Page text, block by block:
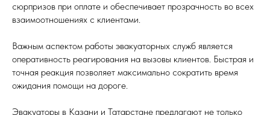
сюрпризов при оплате и обеспечивает прозрачность во всех
взаимоотношениях с клиентами.
Важным аспектом работы эвакуаторных служб является
оперативность реагирования на вызовы клиентов. Быстрая и
точная реакция позволяет максимально сократить время
ожидания помощи на дороге.
Эвакуаторы в Казани и Татарстане предлагают не только